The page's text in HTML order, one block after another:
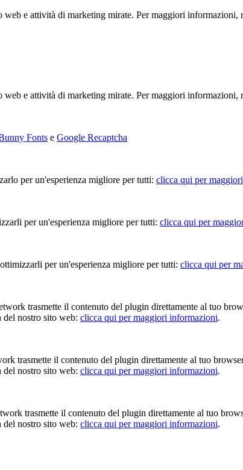
e attività di marketing mirate. Per maggiori informazioni,
e attività di marketing mirate. Per maggiori informazioni,
Fonts e Google Recaptcha
per un'esperienza migliore per tutti: clicca qui per
per un'esperienza migliore per tutti: clicca qui per
per un'esperienza migliore per tutti: clicca qui per
trasmette il contenuto del plugin direttamente al tuo
nostro sito web: clicca qui per maggiori informazioni.
trasmette il contenuto del plugin direttamente al tuo
nostro sito web: clicca qui per maggiori informazioni.
trasmette il contenuto del plugin direttamente al tuo
nostro sito web: clicca qui per maggiori informazioni.